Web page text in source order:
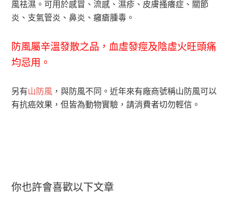
風祛濕。可用於感冒、流感、濕疹、皮膚搔癢症、關節
炎、支氣管炎、鼻炎、癰瘡腫毒。
防風屬辛溫發散之品，血虛發痙及陰虛火旺頭痛
均忌用。
另有山防風 ，與防風不同。近年來有廠商號稱山防風可以
有抗癌效果，但皆為動物實驗，請消費者切勿輕信。
你也許會喜歡以下文章